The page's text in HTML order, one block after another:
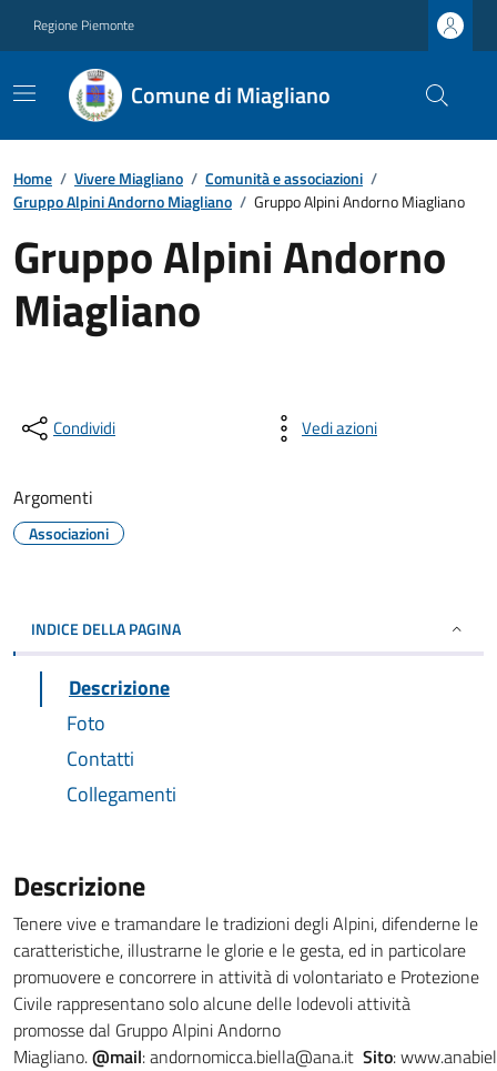
Regione Piemonte
Comune di Miagliano
Home / Vivere Miagliano / Comunità e associazioni /
Gruppo Alpini Andorno Miagliano / Gruppo Alpini Andorno Miagliano
Gruppo Alpini Andorno
Miagliano
Condividi Vedi azioni
Argomenti
Associazioni
INDICE DELLA PAGINA
Descrizione
Foto
Contatti
Collegamenti
Descrizione
Tenere vive e tramandare le tradizioni degli Alpini, difenderne le
caratteristiche, illustrarne le glorie e le gesta, ed in particolare
promuovere e concorrere in attività di volontariato e Protezione
Civile rappresentano solo alcune delle lodevoli attività
promosse dal Gruppo Alpini Andorno
Miagliano.@mail: andornomicca.biella@ana.it Sito: